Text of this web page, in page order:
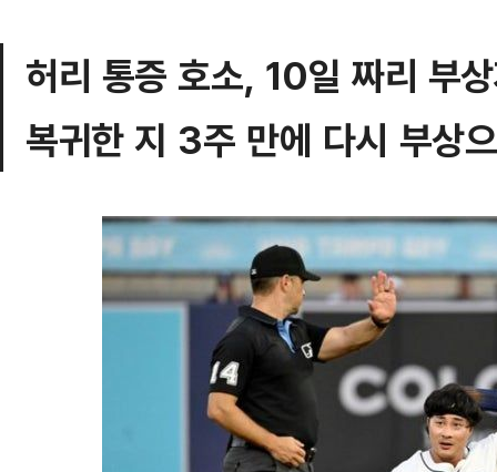
허리 통증 호소, 10일 짜리 부
복귀한 지 3주 만에 다시 부상